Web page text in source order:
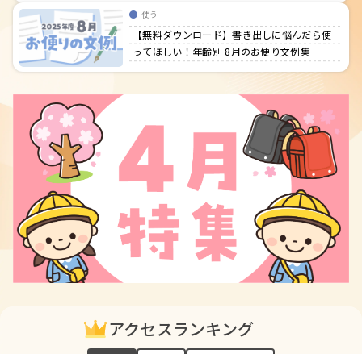
使う
【無料ダウンロード】書き出しに悩んだら使
ってほしい！年齢別 8月のお便り文例集
アクセスランキング